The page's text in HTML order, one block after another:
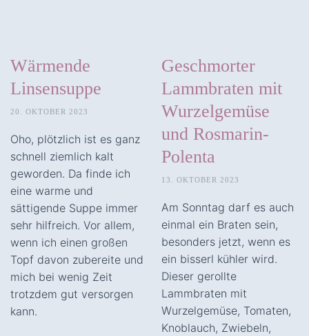
Wärmende
Linsensuppe
20. OKTOBER 2023
Oho, plötzlich ist es ganz
schnell ziemlich kalt
geworden. Da finde ich
eine warme und
sättigende Suppe immer
sehr hilfreich. Vor allem,
wenn ich einen großen
Topf davon zubereite und
mich bei wenig Zeit
trotzdem gut versorgen
kann.
Geschmorter
Lammbraten mit
Wurzelgemüse
und Rosmarin-
Polenta
13. OKTOBER 2023
Am Sonntag darf es auch
einmal ein Braten sein,
besonders jetzt, wenn es
ein bisserl kühler wird.
Dieser gerollte
Lammbraten mit
Wurzelgemüse, Tomaten,
Knoblauch, Zwiebeln,